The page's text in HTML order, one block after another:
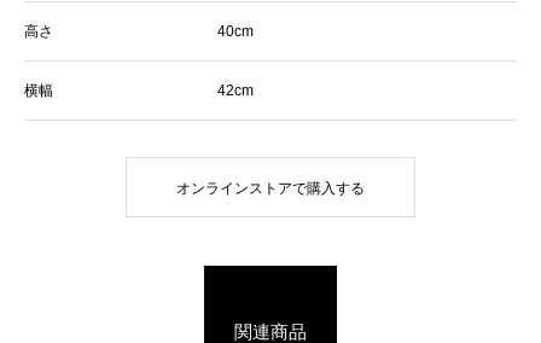
高さ 40cm
横幅 42cm
オンラインストアで購入する
関連商品